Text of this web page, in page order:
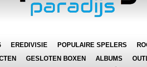
EREDIVISIE POPULAIRE SPELERS
GESLOTEN BOXEN ALBUMS